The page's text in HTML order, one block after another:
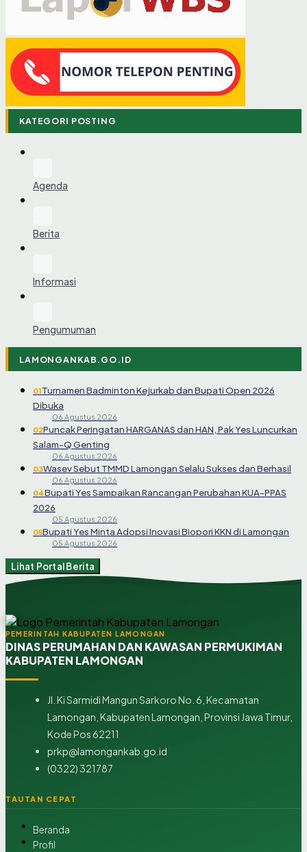
KATEGORI POSTING
Agenda
Berita
Informasi
Pengumuman
LAMONGANKAB.GO.ID
01Turnamen Badminton Kejurkab dan Bupati Open 2026
Dibuka
06 Agustus 2026
02Puncak Peringatan HARGANAS dan HAN, Pak Yes Luncurkan
Salam-Q Genting
06 Agustus 2026
03Wasev Sebut TMMD Lamongan Selalu Sukses dan Berhasil
06 Agustus 2026
04Bupati Yes Sampaikan Rancangan Perubahan KUA-PPAS
2026
05 Agustus 2026
05Bupati Yes Minta Adopsi Inovasi Biopori KKN di Lamongan
05 Agustus 2026
Lihat Portal Berita
PEMERINTAH KABUPATEN LAMONGAN
DINAS PERUMAHAN DAN KAWASAN PERMUKIMAN
KABUPATEN LAMONGAN
Jl. Ki Sarmidi Mangun Sarkoro No. 6, Kecamatan
Lamongan, Kabupaten Lamongan, Provinsi Jawa Timur,
Kode Pos 62211
prkp@lamongankab.go.id
(0322) 321787
TAUTAN CEPAT
Beranda
Profil